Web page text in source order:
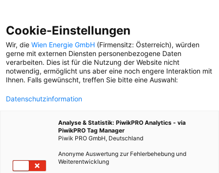
CAPITALS
Trainer: So kommen Sie
stilsicher zurück aufs Eis
Cookie-Einstellungen
Wir, die Wien Energie GmbH (Firmensitz: Österreich), würden
gerne mit externen Diensten personenbezogene Daten
verarbeiten. Dies ist für die Nutzung der Website nicht
notwendig, ermöglicht uns aber eine noch engere Interaktion mit
Ihnen. Falls gewünscht, treffen Sie bitte eine Auswahl:
Datenschutzinformation
Analyse & Statistik: PiwikPRO Analytics - via
PiwikPRO Tag Manager
Piwik PRO GmbH, Deutschland
Anonyme Auswertung zur Fehlerbehebung und
Weiterentwicklung